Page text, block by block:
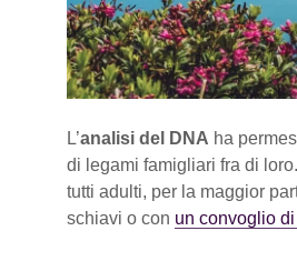
L’analisi del DNA ha
di legami famigliari fra di
tutti adulti, per la maggior
schiavi o con un convoglio